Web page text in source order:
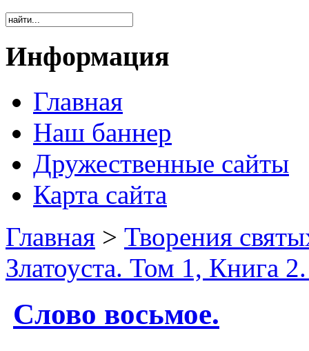
Информация
Главная
Наш баннер
Дружественные сайты
Карта сайта
Главная > Творения
Златоуста. Том 1, Книга
Слово восьмое.